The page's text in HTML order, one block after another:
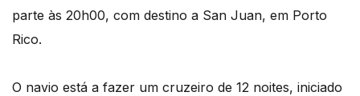
parte às 20h00, com destino a San Juan, em Porto
Rico.
O navio está a fazer um cruzeiro de 12 noites, iniciado